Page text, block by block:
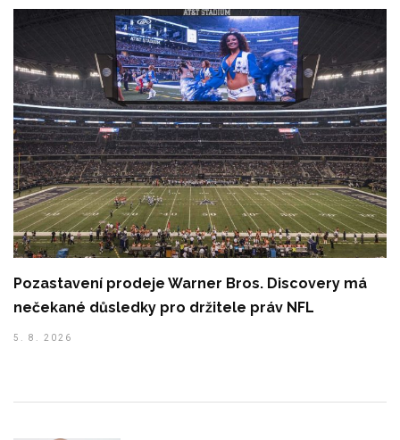
Pozastavení prodeje Warner Bros. Discovery má
nečekané důsledky pro držitele práv NFL
5. 8. 2026